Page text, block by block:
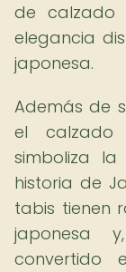
de
elegancia
japonesa.
Además de
el calzado
simboliza
historia de
tabis tienen
japonesa
convertido